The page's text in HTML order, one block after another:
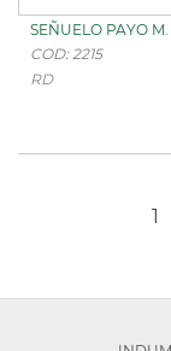
SEÑUELO PAYO
COD: 2215
RD
1